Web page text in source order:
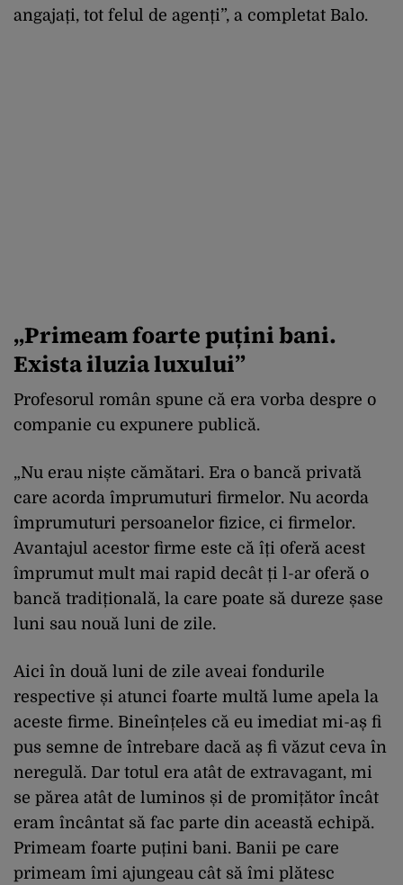
angajați, tot felul de agenți”, a completat Balo.
„Primeam foarte puțini bani.
Exista iluzia luxului”
Profesorul român spune că era vorba despre o
companie cu expunere publică.
„Nu erau niște cămătari. Era o bancă privată
care acorda împrumuturi firmelor. Nu acorda
împrumuturi persoanelor fizice, ci firmelor.
Avantajul acestor firme este că îți oferă acest
împrumut mult mai rapid decât ți l-ar oferă o
bancă tradițională, la care poate să dureze șase
luni sau nouă luni de zile.
Aici în două luni de zile aveai fondurile
respective și atunci foarte multă lume apela la
aceste firme. Bineînțeles că eu imediat mi-aș fi
pus semne de întrebare dacă aș fi văzut ceva în
neregulă. Dar totul era atât de extravagant, mi
se părea atât de luminos și de promițător încât
eram încântat să fac parte din această echipă.
Primeam foarte puțini bani. Banii pe care
primeam îmi ajungeau cât să îmi plătesc